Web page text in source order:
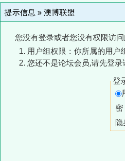
提示信息 » 澳博联盟
您没有登录或者您没有权限访
用户组权限：你所属的用户
您还不是论坛会员,请先登录
登